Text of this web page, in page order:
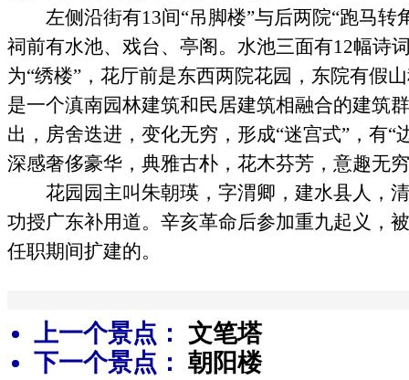
左侧沿街有13间“吊脚楼”与后两院“跑马转
祠前有水池、戏台、亭阁。水池三面有12幅诗
为“绣楼”，花厅前是东西两院花园，东院有假
是一个滇南园林建筑和民居建筑相融合的建筑
出，房舍迭进，变化无穷，形成“迷宫式”，有“
深感奢侈豪华，典雅古朴，花木芬芳，意趣无
花园园主叫朱朝瑛，字渭卿，建水县人，清
功授广东补用道。辛亥革命后参加重九起义，
任职期间扩建的。
上一个景点： 文笔塔
下一个景点： 朝阳楼